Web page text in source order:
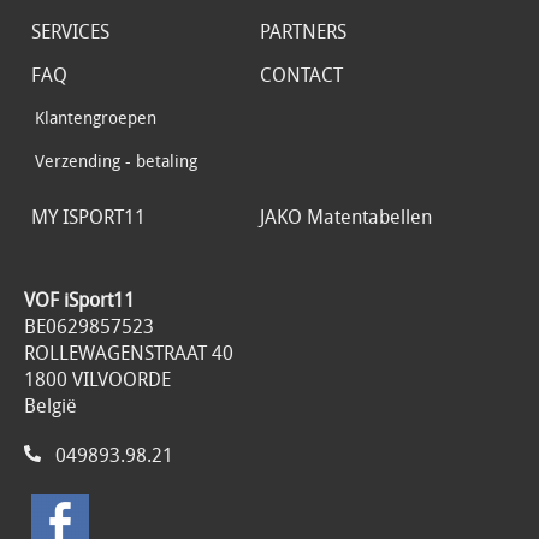
SERVICES
PARTNERS
FAQ
Klantengroepen
Verzending - betaling
CONTACT
MY ISPORT11 JAKO Matentabellen
VOF iSport11
BE0629857523
ROLLEWAGENSTRAAT 40
1800 VILVOORDE
België
049893.98.21